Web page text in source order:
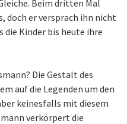
Beim dritten Mal
doch er versprach ihn nicht
die Kinder bis heute ihre
Die Gestalt des
auf die Legenden um den
keinesfalls mit diesem
verkörpert die